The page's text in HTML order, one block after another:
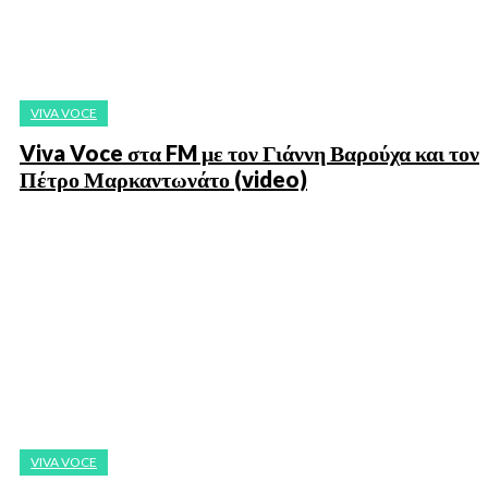
VIVA VOCE
Viva Voce στα FM με τον Γιάννη Βαρούχα και τον
Πέτρο Μαρκαντωνάτο (video)
VIVA VOCE